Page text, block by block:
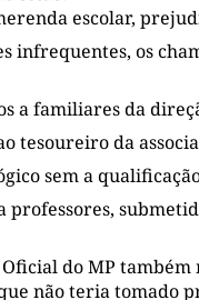
escolar,
infrequentes, os
a familiares da
tesoureiro da
sem a
do MP
não teria tomado